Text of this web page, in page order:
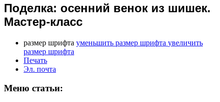
Поделка: осенний венок из шишек.
Мастер-класс
размер шрифта уменьшить размер шрифта увеличить
размер шрифта
Печать
Эл. почта
Меню статьи: